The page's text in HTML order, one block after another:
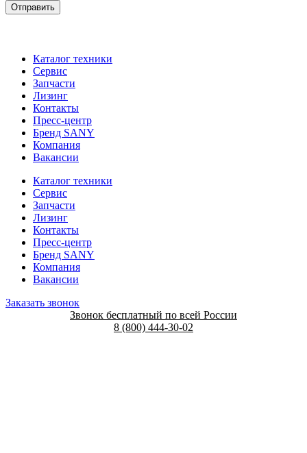
Отправить
Каталог техники
Сервис
Запчасти
Лизинг
Контакты
Пресс-центр
Бренд SANY
Компания
Вакансии
Каталог техники
Сервис
Запчасти
Лизинг
Контакты
Пресс-центр
Бренд SANY
Компания
Вакансии
Заказать звонок
Звонок бесплатный по всей России
8 (800) 444-30-02